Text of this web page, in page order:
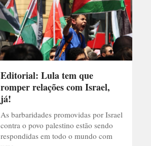
Editorial: Lula tem que
romper relações com Israel,
já!
As barbaridades promovidas por Israel
contra o povo palestino estão sendo
respondidas em todo o mundo com